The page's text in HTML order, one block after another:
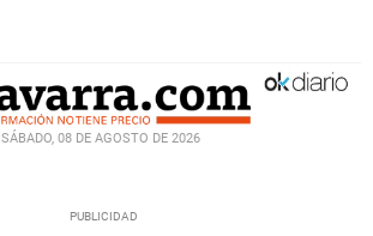
SÁBADO, 08 DE AGOSTO DE 2026